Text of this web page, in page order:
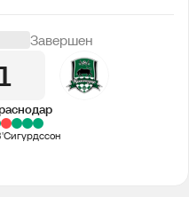
Завершен
Сигурдссон